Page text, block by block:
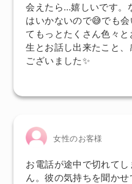
会えたら…嬉しいです。
はいかないので😅でも
てもっとたくさん色々
生とお話し出来たこと
ございました✨
女性のお客様
お電話が途中で切れて
ん。彼の気持ちを聞か